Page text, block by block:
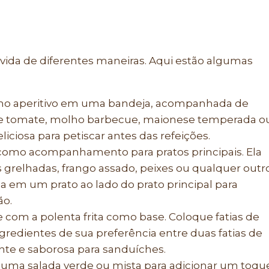
de diferentes maneiras. Aqui estão algumas
aperitivo em uma bandeja, acompanhada de
tomate, molho barbecue, maionese temperada
para petiscar antes das refeições.
acompanhamento para pratos principais. Ela
frango assado, peixes ou qualquer
em um prato ao lado do prato principal para
a polenta frita como base. Coloque fatias de
de sua preferência entre duas fatias de
e saborosa para sanduíches.
salada verde ou mista para adicionar um